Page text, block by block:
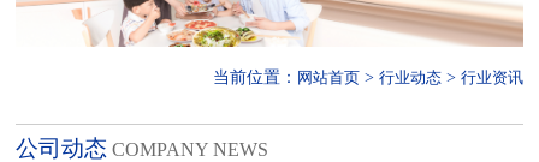
当前位置： 网站首页 >行业动态 >行业资讯
公司动态 COMPANY NEWS